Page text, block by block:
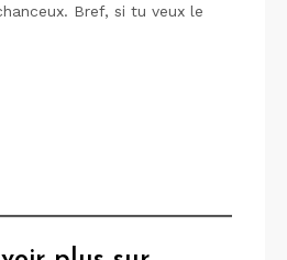
Bref, si tu veux le